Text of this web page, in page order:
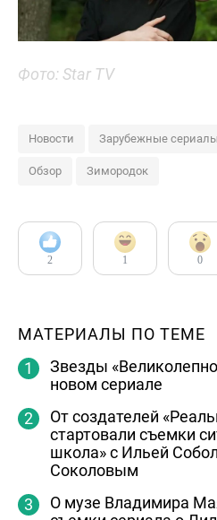
Фото: Star TV
Новости Зарубежные сериалы
Обзор Зимородок
2 1 0
МАТЕРИАЛЫ ПО ТЕМЕ
Звезды
новом сериале
От создателей
стартовали съемки
школа» с Ильей
Соколовым
О музе Владимира